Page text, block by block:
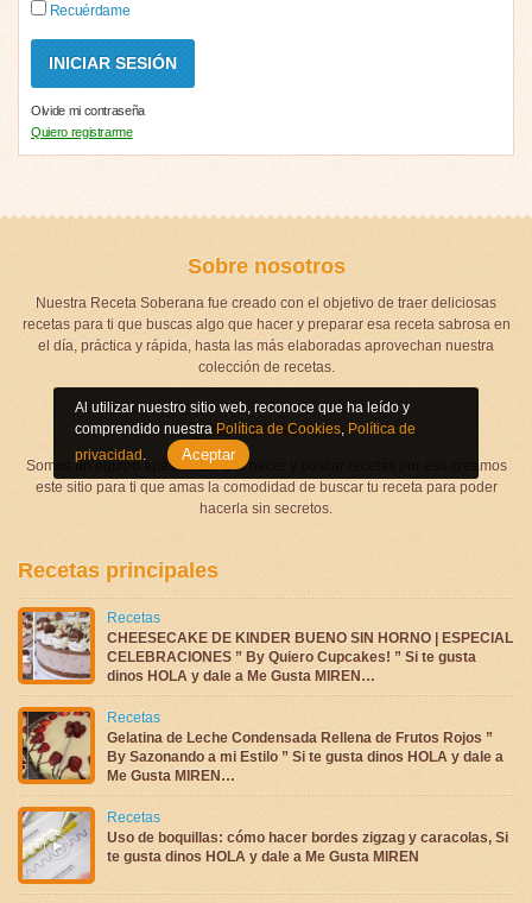
Recuérdame
Olvide mi contraseña
Quiero registrarme
Sobre nosotros
Nuestra Receta Soberana fue creado con el objetivo de traer deliciosas
recetas para ti que buscas algo que hacer y preparar esa receta sabrosa en
el día, práctica y rápida, hasta las más elaboradas aprovechan nuestra
colección de recetas.
Quienes somos
Somos un equipo apasionado por hacer y buscar recetas por eso creamos
este sitio para ti que amas la comodidad de buscar tu receta para poder
hacerla sin secretos.
Recetas principales
Recetas
CHEESECAKE DE KINDER BUENO SIN HORNO | ESPECIAL
CELEBRACIONES ” By Quiero Cupcakes! ” Si te gusta
dinos HOLA y dale a Me Gusta MIREN…
Recetas
Gelatina de Leche Condensada Rellena de Frutos Rojos ”
By Sazonando a mi Estilo ” Si te gusta dinos HOLA y dale a
Me Gusta MIREN…
Recetas
Uso de boquillas: cómo hacer bordes zigzag y caracolas, Si
te gusta dinos HOLA y dale a Me Gusta MIREN
Al utilizar nuestro sitio web, reconoce que ha leído y
comprendido nuestra Política de Cookies Política de
privacidad
Aceptar